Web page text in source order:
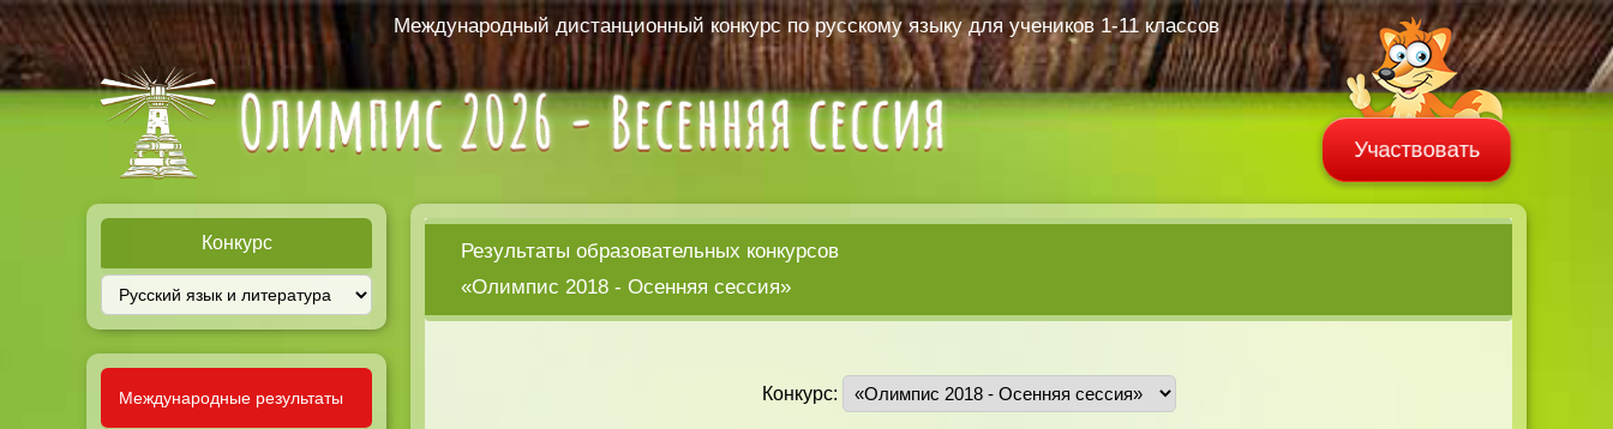
Международный дистанционный конкурс по русскому языку для учеников 1-11 классов
Участвовать
Конкурс
Международные результаты
Результаты образовательных конкурсов
«Олимпис 2018 - Осенняя сессия»
Конкурс: